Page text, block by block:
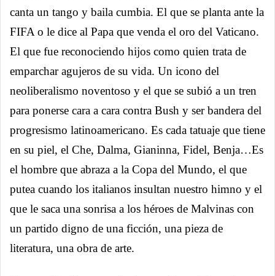
canta un tango y baila cumbia. El que se planta ante la
FIFA o le dice al Papa que venda el oro del Vaticano.
El que fue reconociendo hijos como quien trata de
emparchar agujeros de su vida. Un icono del
neoliberalismo noventoso y el que se subió a un tren
para ponerse cara a cara contra Bush y ser bandera del
progresismo latinoamericano. Es cada tatuaje que tiene
en su piel, el Che, Dalma, Gianinna, Fidel, Benja…Es
el hombre que abraza a la Copa del Mundo, el que
putea cuando los italianos insultan nuestro himno y el
que le saca una sonrisa a los héroes de Malvinas con
un partido digno de una ficción, una pieza de
literatura, una obra de arte.